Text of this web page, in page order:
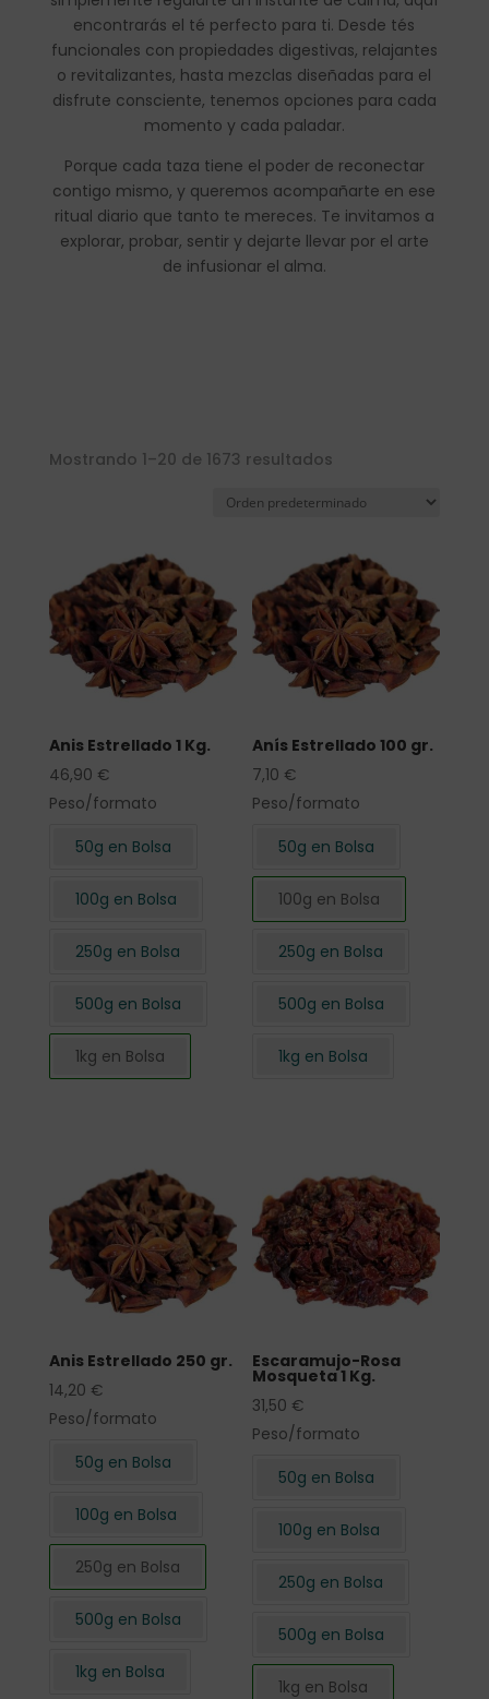
encontrarás el té perfecto para ti. Desde tés
funcionales con propiedades digestivas, relajantes
o revitalizantes, hasta mezclas diseñadas para el
disfrute consciente, tenemos opciones para cada
momento y cada paladar.
Porque cada taza tiene el poder de reconectar
contigo mismo, y queremos acompañarte en ese
ritual diario que tanto te mereces. Te invitamos a
explorar, probar, sentir y dejarte llevar por el arte
de infusionar el alma.
Mostrando 1–20 de 1673 resultados
Anis Estrellado 1 Kg.
46,90 €
Peso/formato
50g en Bolsa
100g en Bolsa
250g en Bolsa
500g en Bolsa
1kg en Bolsa
Anís Estrellado 100 gr.
7,10 €
Peso/formato
50g en Bolsa
100g en Bolsa
250g en Bolsa
500g en Bolsa
1kg en Bolsa
Anis Estrellado 250 gr.
14,20 €
Peso/formato
50g en Bolsa
100g en Bolsa
250g en Bolsa
500g en Bolsa
1kg en Bolsa
Escaramujo-Rosa
Mosqueta 1 Kg.
31,50 €
Peso/formato
50g en Bolsa
100g en Bolsa
250g en Bolsa
500g en Bolsa
1kg en Bolsa